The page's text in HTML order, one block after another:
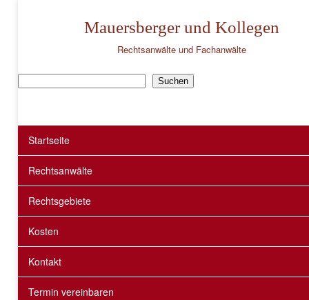
Mauersberger und Kollegen
Rechtsanwälte und Fachanwälte
Suchen
Startseite
Rechtsanwälte
Rechtsgebiete
Kosten
Kontakt
Termin vereinbaren